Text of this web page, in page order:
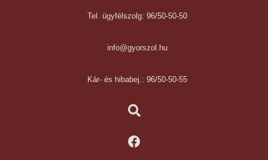
Tel. ügyfélszolg: 96/50-50-50
info@gyorszol.hu
Kár- és hibabej.: 96/50-50-55